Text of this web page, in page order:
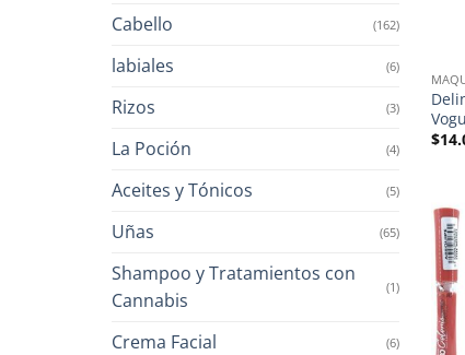
Cabello (162)
labiales (6)
Rizos (3)
La Poción (4)
Aceites y Tónicos (5)
Uñas (65)
Shampoo y Tratamientos con
Cannabis
(1)
Crema Facial (6)
$